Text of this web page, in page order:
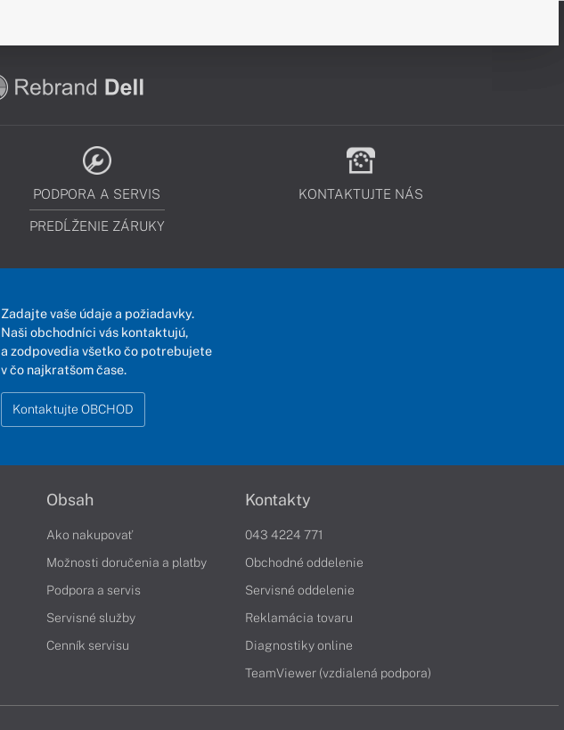
PODPORA A SERVIS
PREDĹŽENIE ZÁRUKY
KONTAKTUJTE NÁS
Zadajte vaše údaje a požiadavky.
Naši obchodníci vás kontaktujú,
a zodpovedia všetko čo potrebujete
v čo najkratšom čase.
Kontaktujte OBCHOD
Obsah
Ako nakupovať
Možnosti doručenia a platby
Podpora a servis
Servisné služby
Cenník servisu
Kontakty
043 4224 771
Obchodné oddelenie
Servisné oddelenie
Reklamácia tovaru
Diagnostiky online
TeamViewer (vzdialená podpora)